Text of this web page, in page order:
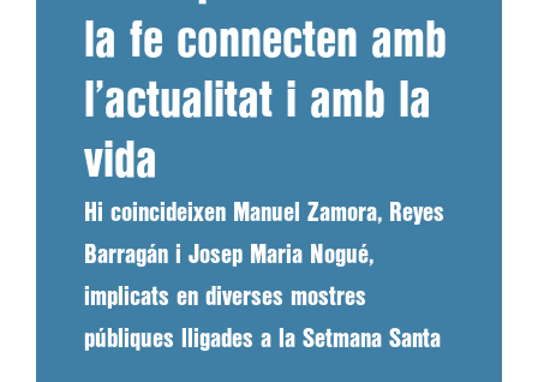
la fe connecten amb
l’actualitat i amb la
vida
Hi coincideixen Manuel Zamora, Reyes
Barragán i Josep Maria Nogué,
implicats en diverses mostres
públiques lligades a la Setmana Santa